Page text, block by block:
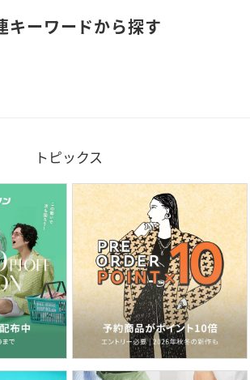
キーワードから探す
トピックス